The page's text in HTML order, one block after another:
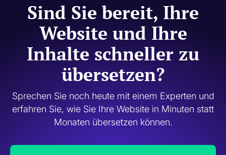
Sind Sie bereit, Ihre
Website und Ihre
Inhalte schneller zu
übersetzen?
Sprechen Sie noch heute mit einem Experten und
erfahren Sie, wie Sie Ihre Website in Minuten statt
Monaten übersetzen können.